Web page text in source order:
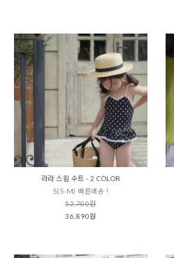
라라 스윔 수트 - 2 COLOR
S(S-M) 빠른배송 !
52,700원
36,890원